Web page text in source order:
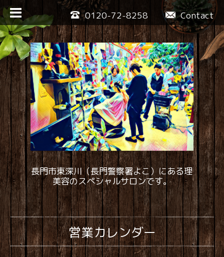
Contact
0120-72-8258
長門市東深川（長門警察署よこ）にある理
美容のスペシャルサロンです。
営業カレンダー